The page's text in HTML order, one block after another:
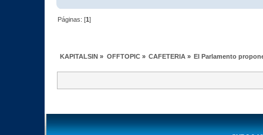
Páginas: [1]
KAPITALSIN » OFFTOPIC» CAFETERIA» El Parlamento